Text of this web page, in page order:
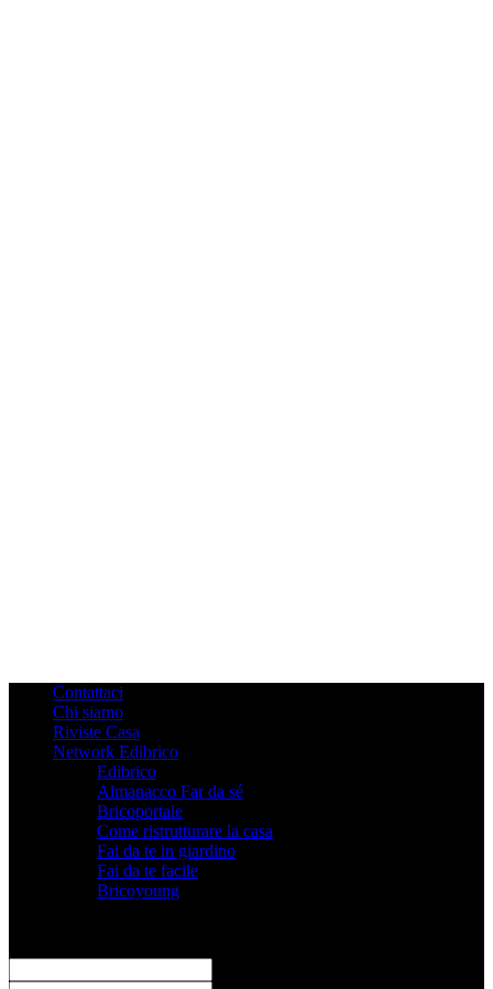
Contattaci
Chi siamo
Riviste Casa
Network Edibrico
Edibrico
Almanacco Far da sé
Bricoportale
Come ristrutturare la casa
Fai da te in giardino
Fai da te facile
Bricoyoung